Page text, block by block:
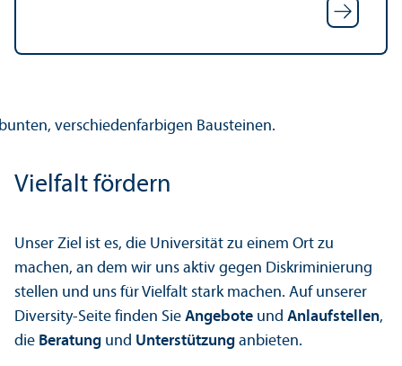
Vielfalt fördern
Unser Ziel ist es, die Universität zu einem Ort zu
machen, an dem wir uns aktiv gegen Diskriminierung
stellen und uns für Vielfalt stark machen. Auf unserer
Diversity-Seite finden Sie Angebote und Anlaufstellen,
die Beratung und Unter­stützung anbieten.